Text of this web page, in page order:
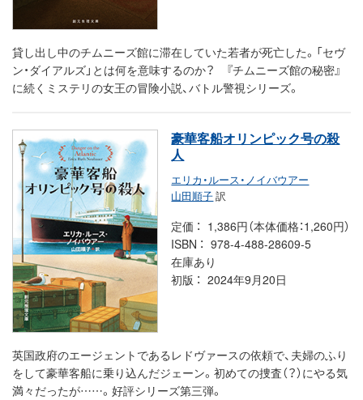
貸し出し中のチムニーズ館に滞在していた若者が死亡した。「セヴ
ン・ダイアルズ」とは何を意味するのか？ 『チムニーズ館の秘密』
に続くミステリの女王の冒険小説、バトル警視シリーズ。
豪華客船オリンピック号の殺
人
エリカ・ルース・ノイバウアー
山田順子訳
定価
1,386円（本体価格：1,260円）
ISBN
978-4-488-28609-5
在庫あり
初版
2024年9月20日
英国政府のエージェントであるレドヴァースの依頼で、夫婦のふり
をして豪華客船に乗り込んだジェーン。初めての捜査（？）にやる気
満々だったが……。好評シリーズ第三弾。